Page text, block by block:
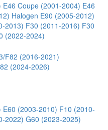
E46 Coupe (2001-2004) E46
Halogen E90 (2005-2012)
2013) F30 (2011-2016) F30
(2022-2024)
F82 (2016-2021)
(2024-2026)
E60 (2003-2010) F10 (2010-
2022) G60 (2023-2025)